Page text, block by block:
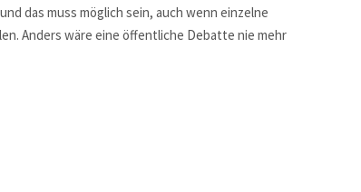
das muss möglich sein, auch wenn einzelne
Anders wäre eine öffentliche Debatte nie mehr